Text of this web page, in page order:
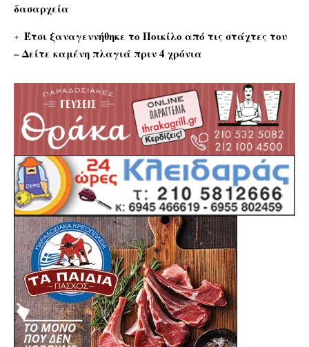
δασαρχεία
Έτσι ξαναγεννήθηκε το Ποικίλο από τις στάχτες του
– Δείτε καμένη πλαγιά πριν 4 χρόνια